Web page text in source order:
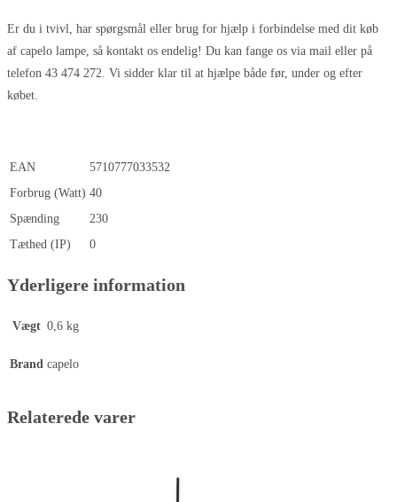
Er du i tvivl, har spørgsmål eller brug for hjælp i forbindelse med dit køb
af capelo lampe, så kontakt os endelig! Du kan fange os via mail eller på
telefon 43 474 272. Vi sidder klar til at hjælpe både før, under og efter
købet.
EAN
5710777033532
Forbrug (Watt) 40
Spænding
230
Tæthed (IP)
0
Yderligere information
Vægt 0,6 kg
Brand capelo
Relaterede varer